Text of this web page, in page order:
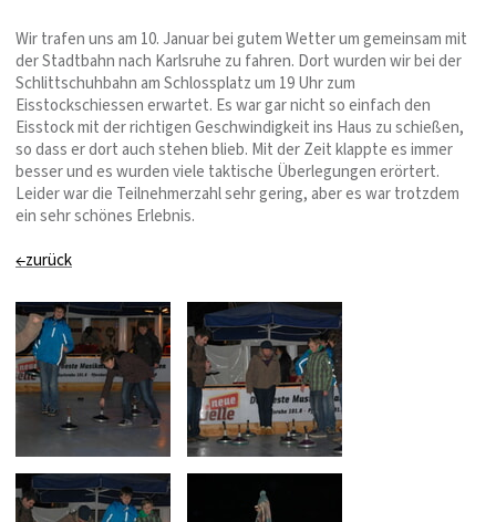
Wir trafen uns am 10. Januar bei gutem Wetter um gemeinsam mit
der Stadtbahn nach Karlsruhe zu fahren. Dort wurden wir bei der
Schlittschuhbahn am Schlossplatz um 19 Uhr zum
Eisstockschiessen erwartet. Es war gar nicht so einfach den
Eisstock mit der richtigen Geschwindigkeit ins Haus zu schießen,
so dass er dort auch stehen blieb. Mit der Zeit klappte es immer
besser und es wurden viele taktische Überlegungen erörtert.
Leider war die Teilnehmerzahl sehr gering, aber es war trotzdem
ein sehr schönes Erlebnis.
←zurück